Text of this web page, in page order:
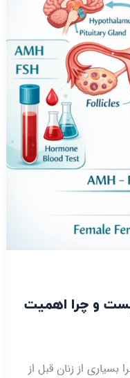
و چرا اهمیت
از زنان قبل از